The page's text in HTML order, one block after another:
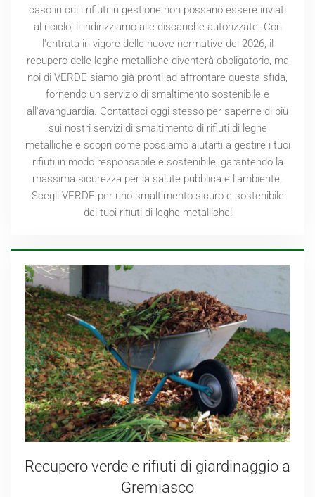
caso in cui i rifiuti in gestione non possano essere inviati
al riciclo, li indirizziamo alle discariche autorizzate. Con
l'entrata in vigore delle nuove normative del 2026, il
recupero delle leghe metalliche diventerà obbligatorio, ma
noi di VERDE siamo già pronti ad affrontare questa sfida,
fornendo un servizio di smaltimento sostenibile e
all'avanguardia. Contattaci oggi stesso per saperne di più
sui nostri servizi di smaltimento di rifiuti di leghe
metalliche e scopri come possiamo aiutarti a gestire i tuoi
rifiuti in modo responsabile e sostenibile, garantendo la
massima sicurezza per la salute pubblica e l'ambiente.
Scegli VERDE per uno smaltimento sicuro e sostenibile
dei tuoi rifiuti di leghe metalliche!
Recupero verde e rifiuti di giardinaggio a
Gremiasco